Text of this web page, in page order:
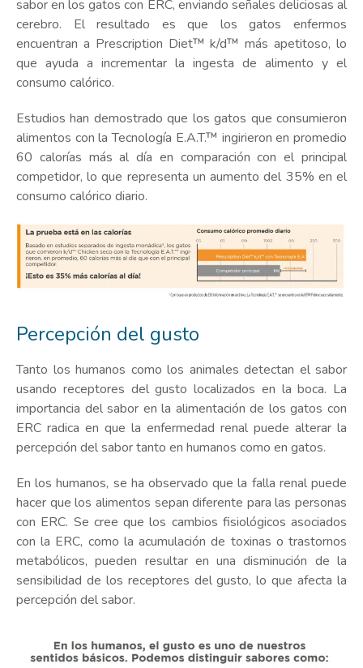
sabor en los gatos con ERC, enviando señales deliciosas al
cerebro. El resultado es que los gatos enfermos
encuentran a Prescription Diet™ k/d™ más apetitoso, lo
que ayuda a incrementar la ingesta de alimento y el
consumo calórico.
Estudios han demostrado que los gatos que consumieron
alimentos con la Tecnología E.A.T.™ ingirieron en promedio
60 calorías más al día en comparación con el principal
competidor, lo que representa un aumento del 35% en el
consumo calórico diario.
Percepción del gusto
Tanto los humanos como los animales detectan el sabor
usando receptores del gusto localizados en la boca. La
importancia del sabor en la alimentación de los gatos con
ERC radica en que la enfermedad renal puede alterar la
percepción del sabor tanto en humanos como en gatos.
En los humanos, se ha observado que la falla renal puede
hacer que los alimentos sepan diferente para las personas
con ERC. Se cree que los cambios fisiológicos asociados
con la ERC, como la acumulación de toxinas o trastornos
metabólicos, pueden resultar en una disminución de la
sensibilidad de los receptores del gusto, lo que afecta la
percepción del sabor.